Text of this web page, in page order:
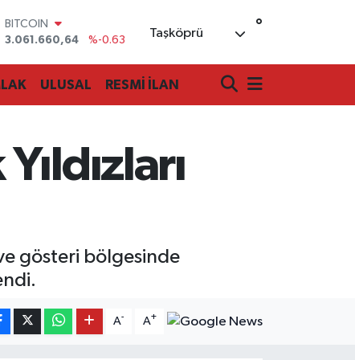
DOLAR
47,6704
%0
STERLİN
64,2143
%0
BİST100
13.799
%70
Taşköprü °
ULUSAL RESMİ İLAN
gösteri bölgesinde
A- A+